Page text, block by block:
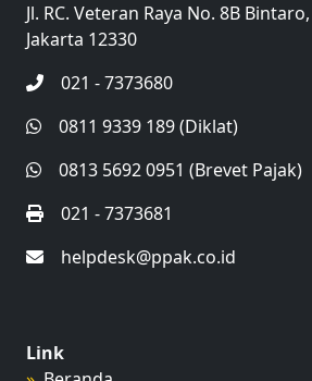
Jl. RC. Veteran Raya No. 8B
Jakarta 12330
021 - 7373680
0811 9339 189 (Diklat)
0813 5692 0951 (Brevet Pajak)
021 - 7373681
helpdesk@ppak.co.id
Link